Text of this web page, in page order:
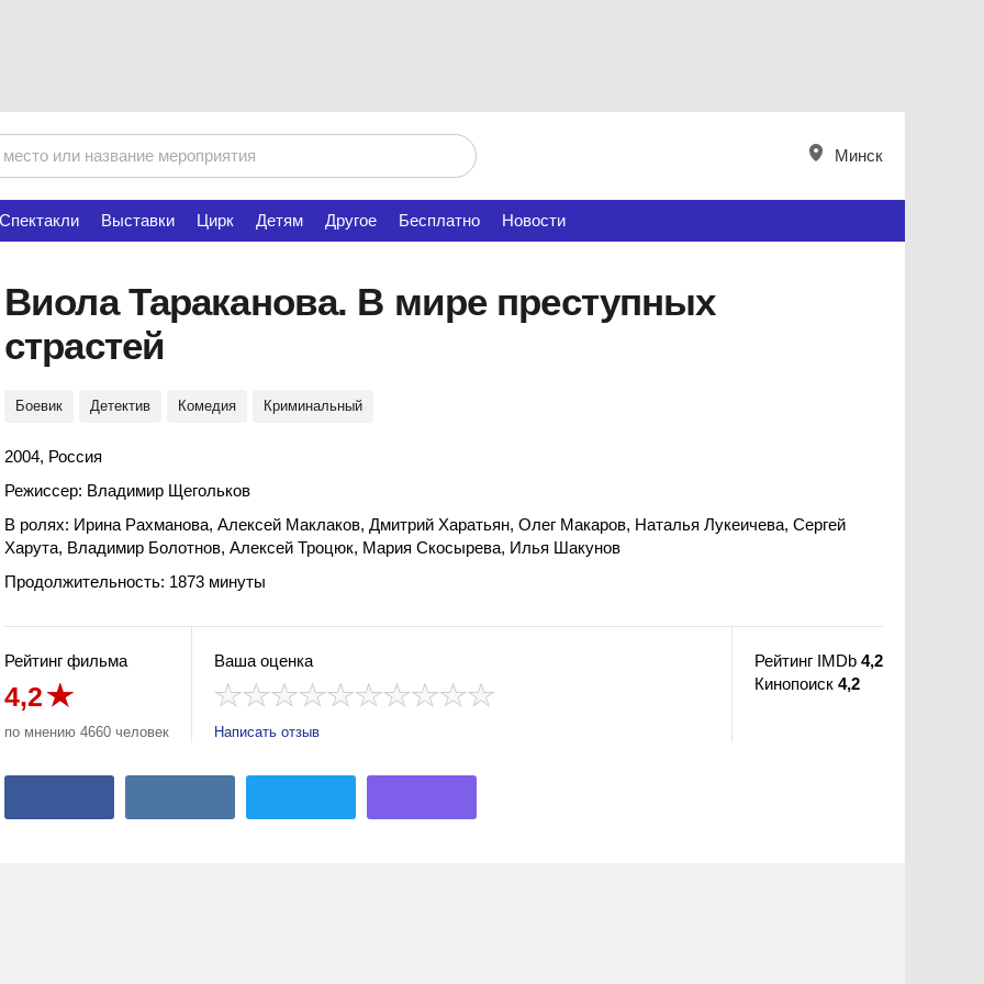
Минск
Спектакли Выставки Цирк Детям Другое Бесплатно Новости
Виола Тараканова. В мире преступных
страстей
Боевик Детектив Комедия Криминальный
2004, Россия
Режиссер: Владимир Щегольков
В ролях: Ирина Рахманова, Алексей Маклаков, Дмитрий Харатьян, Олег Макаров, Наталья Лукеичева, Сергей
Харута, Владимир Болотнов, Алексей Троцюк, Мария Скосырева, Илья Шакунов
Продолжительность: 1873 минуты
Рейтинг фильма
4,2
по мнению 4660 человек
Ваша оценка
Написать отзыв
Рейтинг IMDb 4,2
Кинопоиск 4,2